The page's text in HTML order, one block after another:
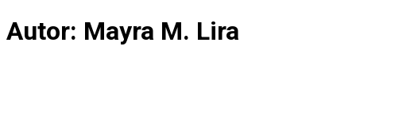
Autor: Mayra M. Lira